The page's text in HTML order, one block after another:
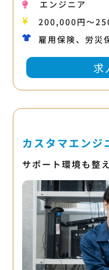
エンジニア
200,000円〜
雇用保険、労災
求
カスタマエンジ
サポート環境も整